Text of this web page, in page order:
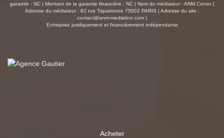
volumes généreux et un excellent état général. Un bien
unique où chaque détail raconte une histoire. Vous êtes
prévenu? le coup de coeur pourrait bien être au rendez-
garantie : NC | Montant de la garantie financière : NC | Nom du médiateur : ANM Conso |
Adresse du médiateur : 62 rue Tiquetonne 75002 PARIS | Adresse du site :
contact@anm-mediation.com |
Entreprise juridiquement et financièrement indépendante
Acheter